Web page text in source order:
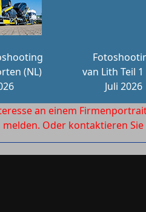
(NL)
van Lith Teil 1
Juli 2026
an einem
melden. Oder kontaktieren